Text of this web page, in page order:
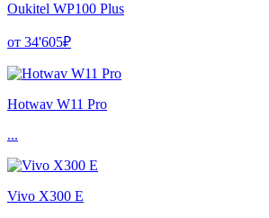
Oukitel WP100 Plus
от 34'605₽
Hotwav W11 Pro
...
Vivo X300 E